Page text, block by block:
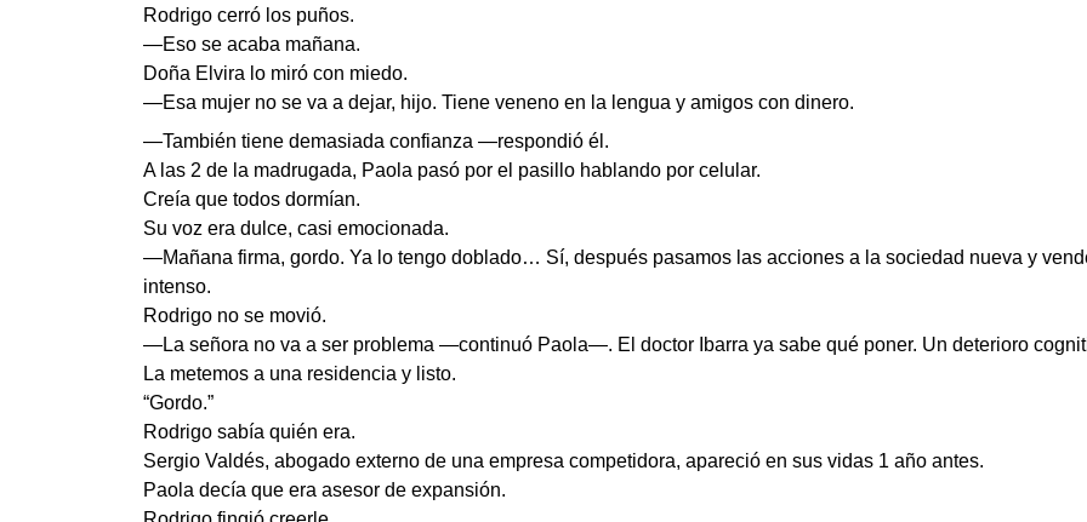
Rodrigo cerró los puños.
—Eso se acaba mañana.
Doña Elvira lo miró con miedo.
—Esa mujer no se va a dejar, hijo. Tiene veneno en la lengua y amigos con dinero.
—También tiene demasiada confianza —respondió él.
A las 2 de la madrugada, Paola pasó por el pasillo hablando por celular.
Creía que todos dormían.
Su voz era dulce, casi emocionada.
—Mañana firma, gordo. Ya lo tengo doblado… Sí, después pasamos las acciones a la sociedad nueva y
intenso.
Rodrigo no se movió.
—La señora no va a ser problema —continuó Paola—. El doctor Ibarra ya sabe qué poner. Un deterioro
La metemos a una residencia y listo.
“Gordo.”
Rodrigo sabía quién era.
Sergio Valdés, abogado externo de una empresa competidora, apareció en sus vidas 1 año antes.
Paola decía que era asesor de expansión.